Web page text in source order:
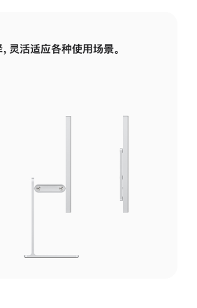
灵活适应各种使用场景。